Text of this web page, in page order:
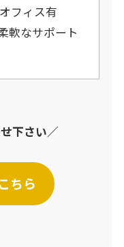
フィス有
軟なサポート
下さい／
ちら